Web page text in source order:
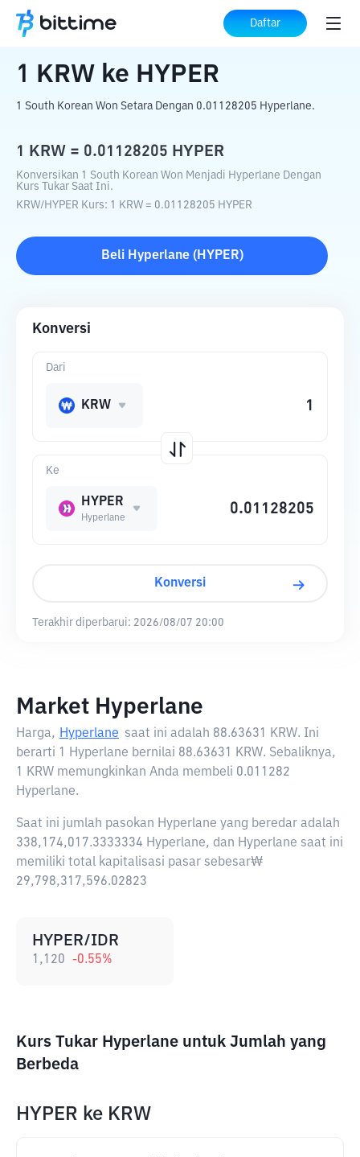
Daftar
Beranda Konverter Kripto ke HYPER
1 KRW ke HYPER
1 South Korean Won Setara Dengan 0.01128205 Hyperlane.
1 KRW = 0.01128205 HYPER
Konversikan 1 South Korean Won Menjadi Hyperlane Dengan
Kurs Tukar Saat Ini.
KRW/HYPER Kurs: 1 KRW = 0.01128205 HYPER
Beli Hyperlane( HYPER)
Konversi
Ke
HYPER
Hyperlane
Dari
KRW
Konversi
Terakhir diperbarui: 2026/08/07 20:00
Market Hyperlane
Harga, Hyperlane saat ini adalah 88.63631 KRW. Ini
berarti 1 Hyperlane bernilai 88.63631 KRW. Sebaliknya,
1 KRW memungkinkan Anda membeli 0.011282
Hyperlane.
Saat ini jumlah pasokan Hyperlane yang beredar adalah
338,174,017.3333334 Hyperlane, dan Hyperlane saat ini
memiliki total kapitalisasi pasar sebesar₩
29,798,317,596.02823
HYPER/IDR
1,120 -0.55%
Kurs Tukar Hyperlane untuk Jumlah yang
Berbeda
HYPER ke KRW